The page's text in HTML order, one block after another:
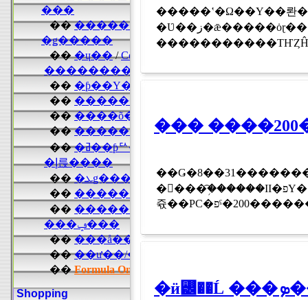
�����ʽ�Ω��Υ��롼�פ��ޤȤᡢ�ܥ��ȥ�ǳ����줿
�Ʋ��ز�ǣ�����ȯɽ���������������̿��ʤɤ��������� �� �����ǥΥ����륹
���
�󥲡���֥�͡�����II�פΥ����ӥ�����3��ǯ��ǰ��ǥ��ȯɽ��Ʊ�����Ʊ��ľ�Υ����ȡ���ǥ����